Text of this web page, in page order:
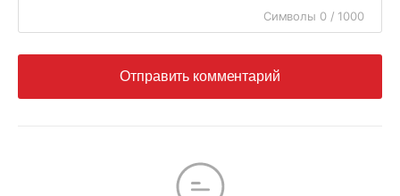
Символы 0 / 1000
Отправить комментарий